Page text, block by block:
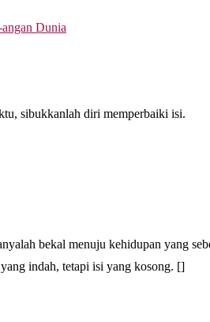
Dunia
sibukkanlah diri memperbaiki isi.
bekal menuju kehidupan yang
indah, tetapi isi yang kosong. []